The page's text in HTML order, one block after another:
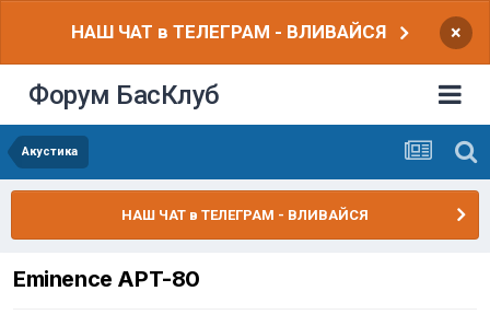
НАШ ЧАТ в ТЕЛЕГРАМ - ВЛИВАЙСЯ ×
Форум БасКлуб
Акустика
НАШ ЧАТ в ТЕЛЕГРАМ - ВЛИВАЙСЯ
Eminence APT-80